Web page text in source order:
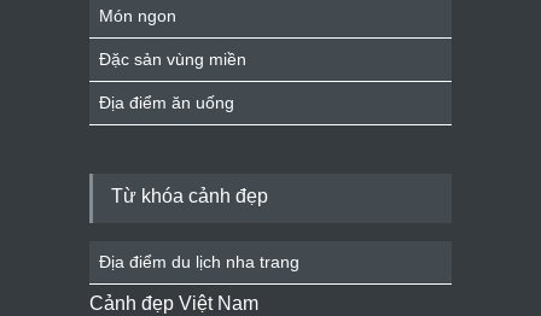
Món ngon
Đặc sản vùng miền
Địa điểm ăn uống
Từ khóa cảnh đẹp
Địa điểm du lịch nha trang
Cảnh đẹp Việt Nam